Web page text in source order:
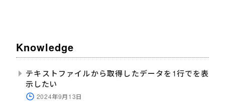
Knowledge
テキストファイルから取得したデータを1行でを表
示したい
2024年9月13日